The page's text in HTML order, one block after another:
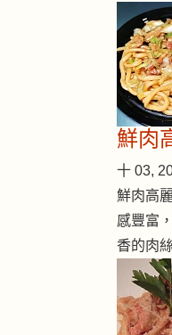
鮮肉
十 03,
鮮肉高
感豐富
香的肉